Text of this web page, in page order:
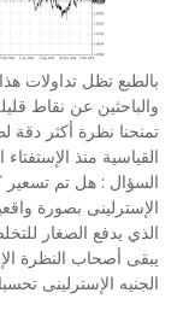
بالطبع تظل تداولات
والباحثين عن نقاط
تمنحنا نظرة أكثر دقة
القياسية منذ
السؤال : هل تم تسعير
الإسترلينى بصورة
الذي يدفع الصغار
يبقى أصحاب النظرة
الجنيه الإسترلينى